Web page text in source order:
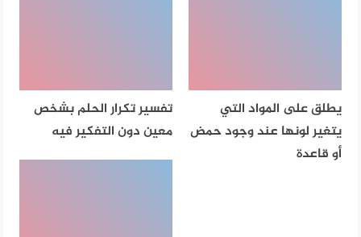
يطلق على المواد التي
يتغير لونها عند وجود حمض
أو قاعدة
تفسير تكرار الحلم بشخص
معين دون التفكير فيه